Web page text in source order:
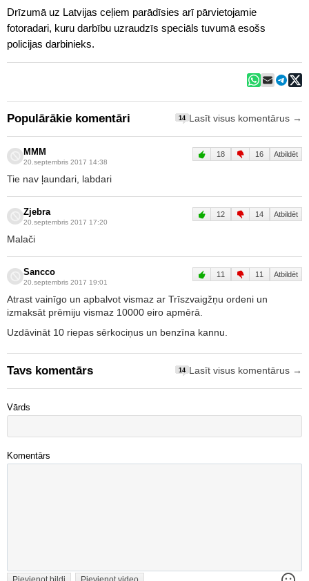
Drīzumā uz Latvijas ceļiem parādīsies arī pārvietojamie
fotoradari, kuru darbību uzraudzīs speciāls tuvumā esošs
policijas darbinieks.
Populārākie komentāri 14 Lasīt visus komentārus →
MMM
20.septembris 2017 14:38
18 16 Atbildēt
Tie nav ļaundari, labdari
Zjebra
20.septembris 2017 17:20
12 14 Atbildēt
Malači
Sancco
20.septembris 2017 19:01
11 11 Atbildēt
Atrast vainīgo un apbalvot vismaz ar Trīszvaigžņu ordeni un
izmaksāt prēmiju vismaz 10000 eiro apmērā.
Uzdāvināt 10 riepas sērkociņus un benzīna kannu.
Tavs komentārs 14 Lasīt visus komentārus →
Vārds
Komentārs